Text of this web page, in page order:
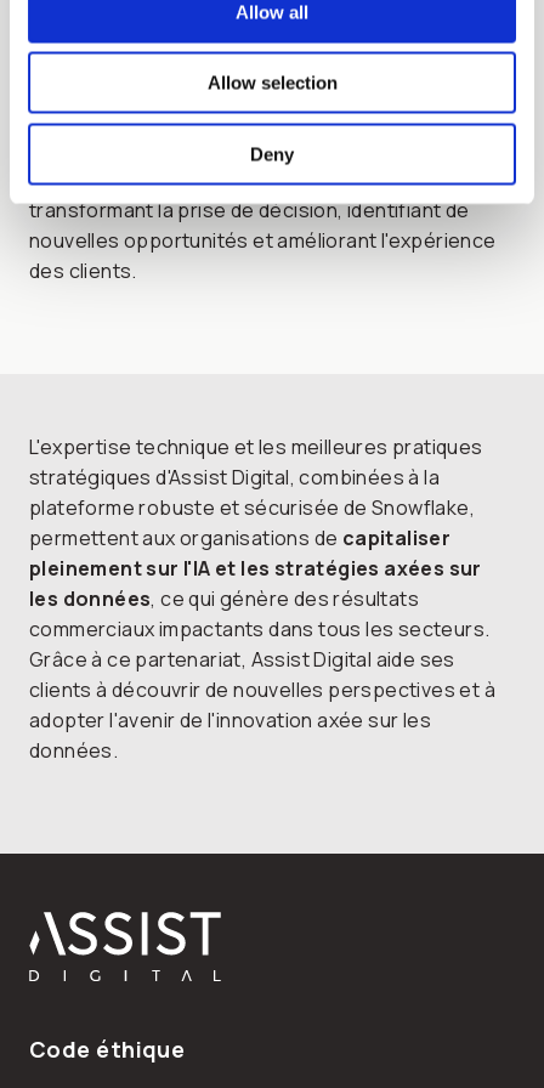
Allow all
Allow selection
Deny
clouds publics. Les entreprises n'ont donc plus
besoin de dépenser des ressources pour
assembler des données fragmentées et disposent
d'unécosystème de donnéesunifié, efficace et
Snowflake simplifie la façon dont les
entreprises gèrent et exploitent leurs données,
transformant la prise de décision, identifiant de
nouvelles opportunités et améliorant l'expérience
des clients.
L'expertise technique et les meilleures pratiques
stratégiques d'Assist Digital, combinées à la
plateforme robuste et sécurisée de Snowflake,
permettent aux organisations de capitaliser
pleinement sur l'IA et les stratégies axées sur
les données, ce qui génère des résultats
commerciaux impactants dans tous les secteurs.
Grâce à ce partenariat, Assist Digital aide ses
clients à découvrir de nouvelles perspectives et à
adopter l'avenir de l'innovation axée sur les
données.
Pied de page
Code éthique